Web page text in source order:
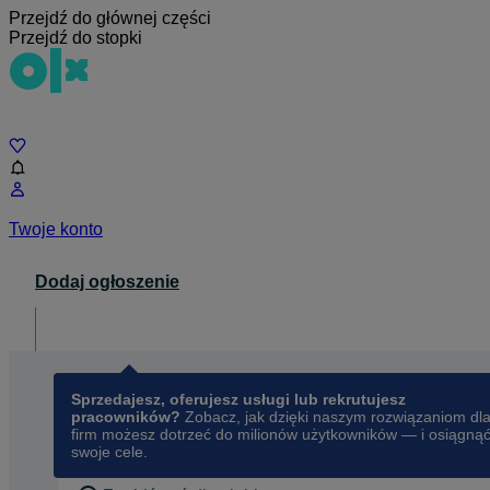
Przejdź do głównej części
Przejdź do stopki
Twoje konto
Dodaj ogłoszenie
Sprzedajesz, oferujesz usługi lub rekrutujesz
pracowników? Zobacz, jak dzięki naszym rozwiązaniom dla
firm możesz dotrzeć do milionów użytkowników — i osiągnąć
swoje cele.